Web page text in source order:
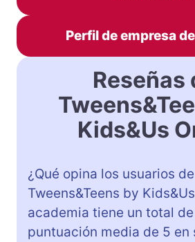
Perfil de empresa
Reseñas
Kids&Us
¿Qué opina los usuarios de
Tweens&Teens by
academia tiene un total
puntuación media de 5 en